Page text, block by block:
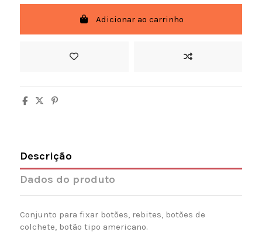
Adicionar ao carrinho
Descrição
Dados do produto
Conjunto para fixar botões, rebites, botões de
colchete, botão tipo americano.